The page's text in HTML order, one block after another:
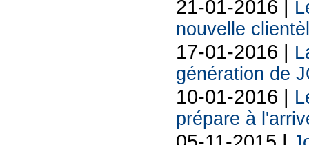
21-01-2016 |
nouvelle
17-01-2016 |
génération de
10-01-2016 |
prépare à